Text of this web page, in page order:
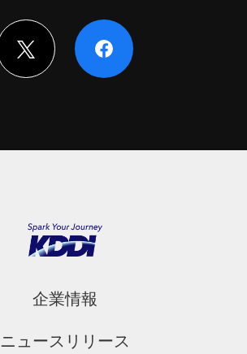
企業情報
ニュースリリース